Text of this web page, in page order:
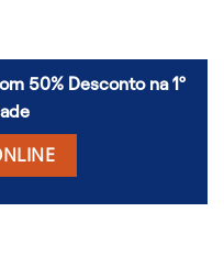
50% Desconto na 1º